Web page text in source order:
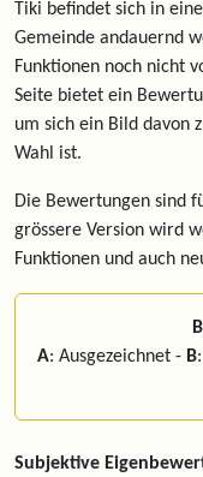
Tiki befindet sich in
Gemeinde andauernd
Funktionen noch nicht
Seite bietet ein
um sich ein Bild davon
Wahl ist.
Die Bewertungen sind
grössere Version wird
Funktionen und auch
A: Ausgezeichnet - B
Subjektive